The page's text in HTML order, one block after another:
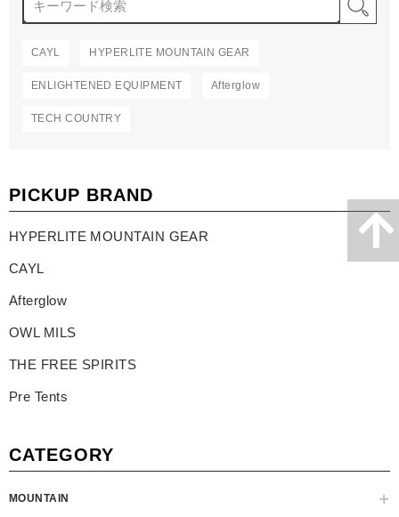
CAYL HYPERLITE MOUNTAIN GEAR
ENLIGHTENED EQUIPMENT Afterglow
TECH COUNTRY
PICKUP BRAND
HYPERLITE MOUNTAIN GEAR
CAYL
Afterglow
OWL MILS
THE FREE SPIRITS
Pre Tents
CATEGORY
MOUNTAIN